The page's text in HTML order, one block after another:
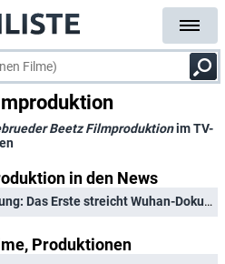
Beetz Filmproduktionim TV-
in den News
Programmänderung: Das Erste streicht Wuhan-Dokumentation am Montagabend
Produktionen